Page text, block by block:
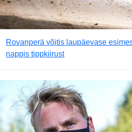
Rovanperä võitis laupäevase
nappis tippkiirust